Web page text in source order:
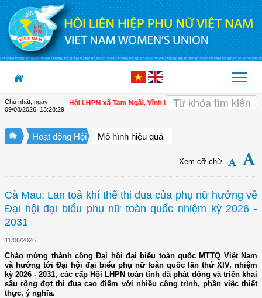
Truy cập nội dung luôn
Chủ nhật, ngày
09/08/2026, 13:28:30
hội viên | Hội LHPN xã Tam Ngãi, Vĩnh Long sơ kết công tác Hội và
Hoạt động Hội Mô hình hiệu quả
Xem cỡ chữ
Cà Mau: Lan toả khí thế thi đua của phụ nữ hướng về
Đại hội đại biểu phụ nữ toàn quốc nhiệm kỳ 2026 -
2031
11/06/2026
Chào mừng thành công Đại hội đại biểu toàn quốc MTTQ Việt Nam
và hướng tới Đại hội đại biểu phụ nữ toàn quốc lần thứ XIV, nhiệm
kỳ 2026 - 2031, các cấp Hội LHPN toàn tỉnh đã phát động và triển khai
sâu rộng đợt thi đua cao điểm với nhiều công trình, phần việc thiết
thực, ý nghĩa.